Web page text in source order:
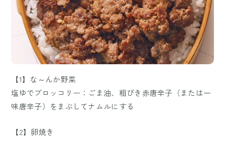
【1】な～んか野菜
塩ゆでブロッコリー：ごま油、粗びき赤唐辛子（または一
味唐辛子）をまぶしてナムルにする
【2】卵焼き